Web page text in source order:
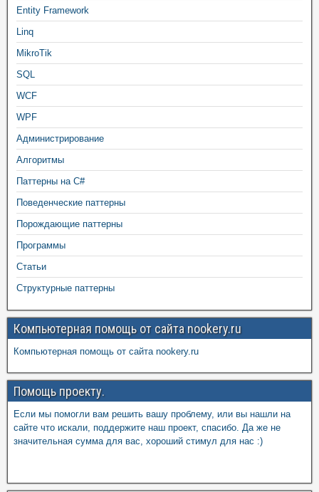
Entity Framework
Linq
MikroTik
SQL
WCF
WPF
Администрирование
Алгоритмы
Паттерны на C#
Поведенческие паттерны
Порождающие паттерны
Программы
Статьи
Структурные паттерны
Компьютерная помощь от сайта nookery.ru
Компьютерная помощь от сайта nookery.ru
Помощь проекту.
Если мы помогли вам решить вашу проблему, или вы нашли на
сайте что искали, поддержите наш проект, спасибо. Да же не
значительная сумма для вас, хороший стимул для нас :)